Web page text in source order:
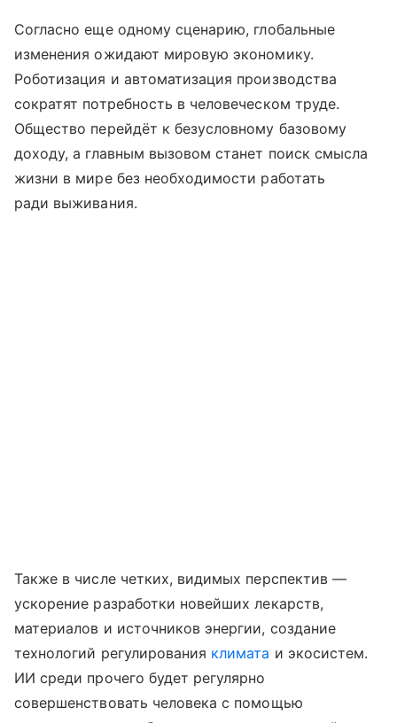
Согласно еще одному сценарию, глобальные
изменения ожидают мировую экономику.
Роботизация и автоматизация производства
сократят потребность в человеческом труде.
Общество перейдёт к безусловному базовому
доходу, а главным вызовом станет поиск смысла
жизни в мире без необходимости работать
ради выживания.
Также в числе четких, видимых перспектив —
ускорение разработки новейших лекарств,
материалов и источников энергии, создание
технологий регулирования климата и экосистем.
ИИ среди прочего будет регулярно
совершенствовать человека с помощью